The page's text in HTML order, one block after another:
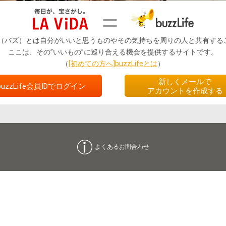
バズ）とは自分がいいと思うものやその気持ちを周りの人と共有する
ここは、その”いいもの”に巡り合える機会を提供するサイトです。
（ [初めての方へ]buzzLifeとは）
会員IDでログイン
新しくメールで
アカウントを作成する
よくあるお問合わせ